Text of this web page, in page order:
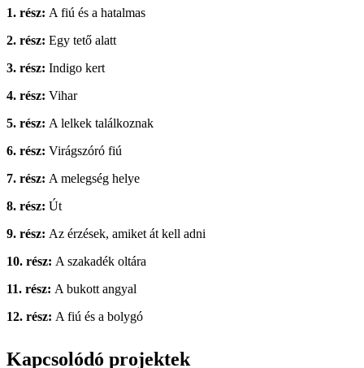
1. rész: A fiú és a hatalmas
2. rész: Egy tető alatt
3. rész: Indigo kert
4. rész: Vihar
5. rész: A lelkek találkoznak
6. rész: Virágszóró fiú
7. rész: A melegség helye
8. rész: Út
9. rész: Az érzések, amiket át kell adni
10. rész: A szakadék oltára
11. rész: A bukott angyal
12. rész: A fiú és a bolygó
Kapcsolódó projektek